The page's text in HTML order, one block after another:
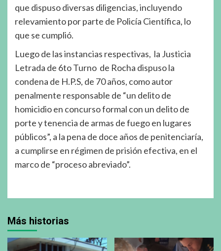
que dispuso diversas diligencias, incluyendo
relevamiento por parte de Policía Científica, lo
que se cumplió.
Luego de las instancias respectivas, la Justicia
Letrada de 6to Turno de Rocha dispuso la
condena de H.P.S, de 70 años, como autor
penalmente responsable de “un delito de
homicidio en concurso formal con un delito de
porte y tenencia de armas de fuego en lugares
públicos”, a la pena de doce años de penitenciaría,
a cumplirse en régimen de prisión efectiva, en el
marco de “proceso abreviado”.
Más historias